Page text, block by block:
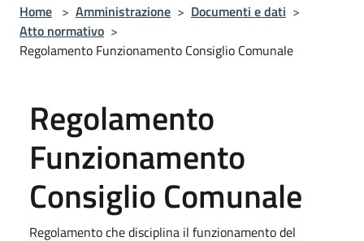
Home > Amministrazione > Documenti e dati >
Atto normativo >
Regolamento Funzionamento Consiglio Comunale
Regolamento
Funzionamento
Consiglio Comunale
Regolamento che disciplina il funzionamento del